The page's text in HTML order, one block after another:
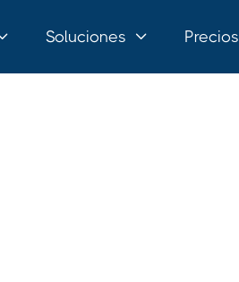
Soluciones  Precios